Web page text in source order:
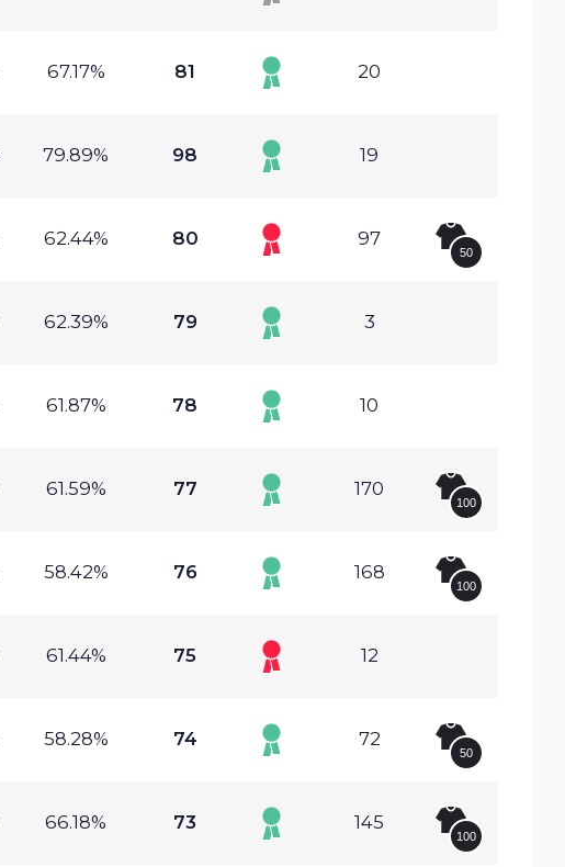
67.17% 81 20
79.89% 98 19
62.44% 80 97
50
62.39% 79 3
61.87% 78 10
61.59% 77 170
100
58.42% 76 168
100
61.44% 75 12
58.28% 74 72
50
66.18% 73 145
100